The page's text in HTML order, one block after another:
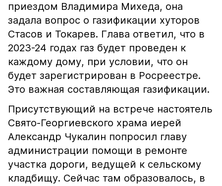
приездом Владимира Михеда, она
задала вопрос о газификации хуторов
Стасов и Токарев. Глава ответил, что в
2023-24 годах газ будет проведен к
каждому дому, при условии, что он
будет зарегистрирован в Росреестре.
Это важная составляющая газификации.
Присутствующий на встрече настоятель
Свято-Георгиевского храма иерей
Александр Чукалин попросил главу
администрации помощи в ремонте
участка дороги, ведущей к сельскому
кладбищу. Сейчас там образовалось, в